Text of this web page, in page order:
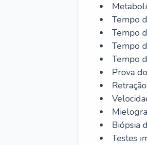
Tempo
Tempo
Tempo
Tempo
Prova
Biópsia
Testes